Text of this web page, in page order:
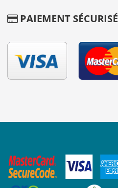
PAIEMENT SÉCURISÉ